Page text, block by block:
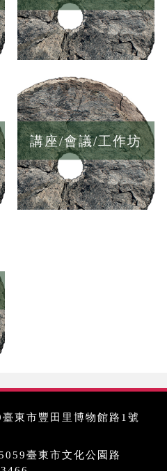
講座/會議/工作坊
東市豐田里博物館路1號
臺東市文化公園路